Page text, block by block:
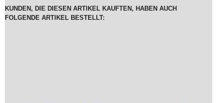
KUNDEN, DIE DIESEN ARTIKEL KAUFTEN, HABEN AUCH
FOLGENDE ARTIKEL BESTELLT: